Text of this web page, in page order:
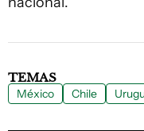
TEMAS
México Chile